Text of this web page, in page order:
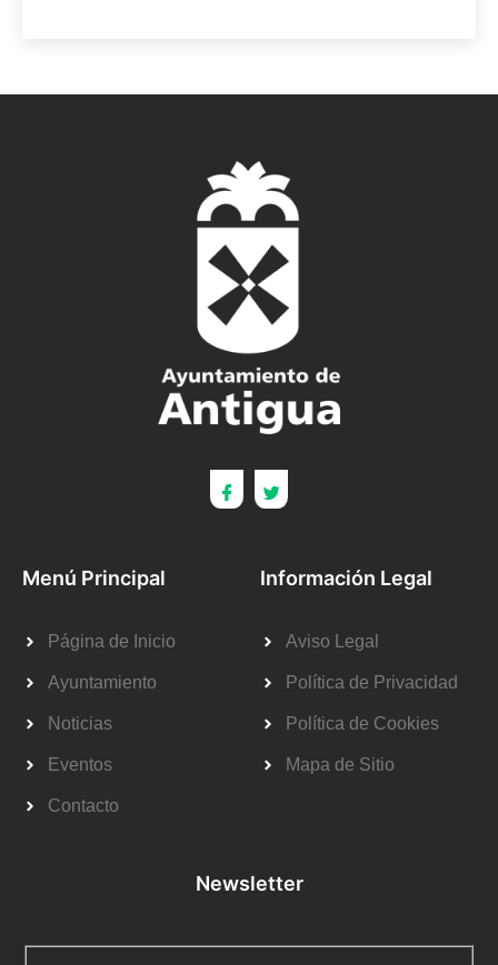
Menú Principal
Página de Inicio
Ayuntamiento
Noticias
Eventos
Contacto
Información Legal
Aviso Legal
Política de Privacidad
Política de Cookies
Mapa de Sitio
Newsletter